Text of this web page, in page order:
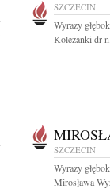
SZCZECIN
Wyrazy
Koleżanki dr
SZCZECIN
Wyrazy
Mirosława